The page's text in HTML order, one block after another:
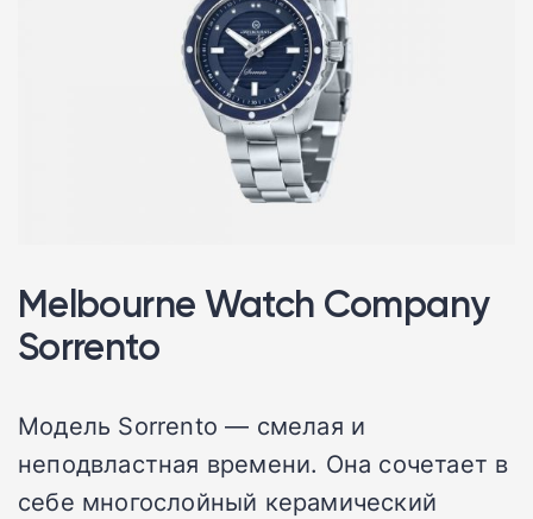
Melbourne Watch Company
Sorrento
Модель Sorrento — смелая и
неподвластная времени. Она сочетает в
себе многослойный керамический